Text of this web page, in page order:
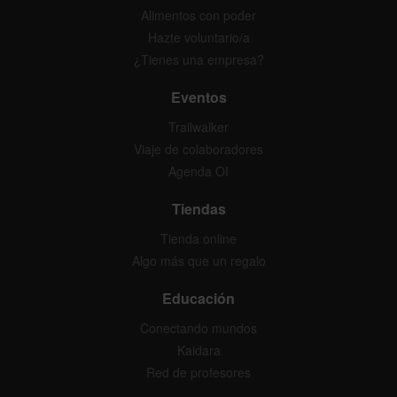
Alimentos con poder
Hazte voluntario/a
¿Tienes una empresa?
Eventos
Trailwalker
Viaje de colaboradores
Agenda OI
Tiendas
Tienda online
Algo más que un regalo
Educación
Conectando mundos
Kaidara
Red de profesores